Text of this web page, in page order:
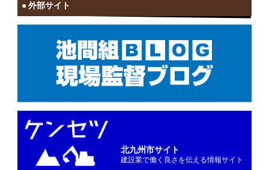
外部サイト
北九州市サイト
建設業で働く良さを伝える情報サイト